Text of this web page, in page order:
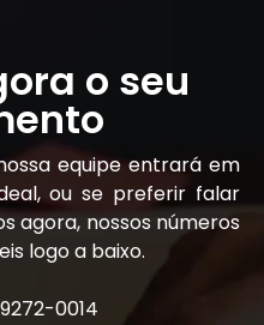
o seu
equipe entrará em
ou se preferir falar
agora, nossos números
logo a baixo.
0014